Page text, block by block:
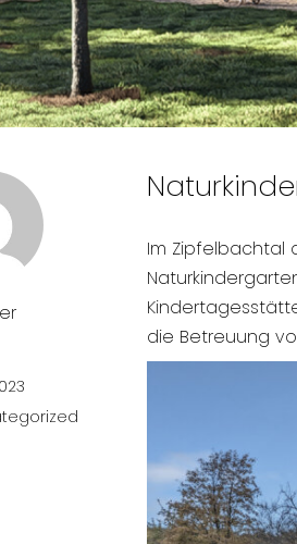
Im Zipfelbachtal
die Betreuung